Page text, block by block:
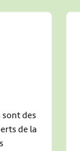
sont des
de la